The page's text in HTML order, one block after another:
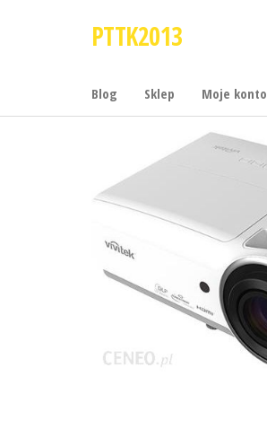
PTTK2013
Blog Sklep Moje konto